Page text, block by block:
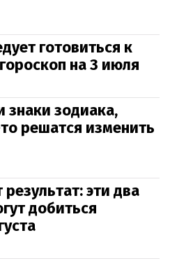
готовиться к
на 3 июля
знаки зодиака,
решатся изменить
эти два
добиться